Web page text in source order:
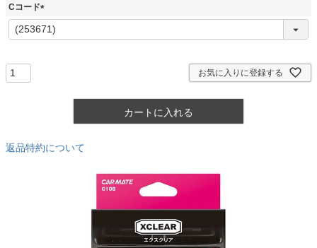
Cコード
(
必
お気に入りに登録する
カートに入れる
返品特約について